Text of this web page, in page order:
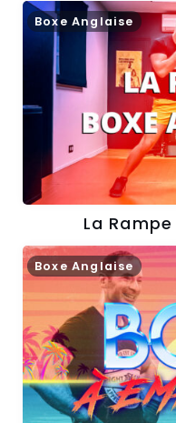
Boxe Anglaise
La
Boxe Anglaise